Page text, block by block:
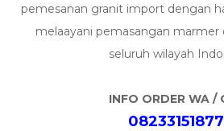
pemesanan granit import dengan
melaayani pemasangan marmer
seluruh wilayah
INFO ORDER WA /